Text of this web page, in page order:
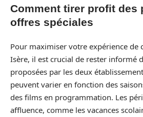
Comment tirer profit des
offres spéciales
Pour maximiser votre expérience de
Isère, il est crucial de rester informé
proposées par les deux
peuvent varier en fonction des
des films en programmation. Les
affluence, comme les vacances